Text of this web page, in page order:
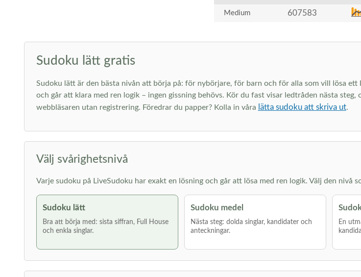
Medium 607583
Sudoku lätt gratis
Sudoku lätt är den bästa nivån att börja på: för nybörjare, för barn och för alla som vill lösa
och går att klara med ren logik – ingen gissning behövs. Kör du fast visar ledtråden nästa
webbläsaren utan registrering. Föredrar du papper? Kolla in våra lätta sudoku att skriva ut.
Välj svårighetsnivå
Varje sudoku på LiveSudoku har exakt en lösning och går att lösa med ren logik. Välj den nivå
Sudoku lätt
Bra att börja med: sista siffran, Full House
och enkla singlar.
Sudoku medel
Nästa steg: dolda singlar, kandidater och
anteckningar.
En